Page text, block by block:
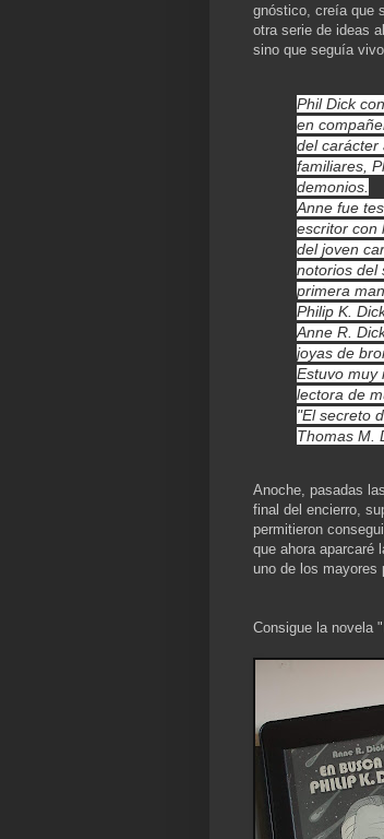
gnóstico, creía que
otra serie de ideas
sino que seguía
Phil Dick
en
del carácter
familiares,
demonios.
Anne fue
escritor con
del joven
notorios del
primera
Philip K.
Anne R.
joyas de
Estuvo muy
lectora de
"El secreto
Thomas M.
Anoche, pasadas
final del encierro,
permitieron
que ahora aparcaré
uno de los mayores
Consigue la novela